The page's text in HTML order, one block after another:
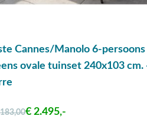
Cannes/Manolo 6-persoons
ovale tuinset 240x103 cm.
€ 2.495,-